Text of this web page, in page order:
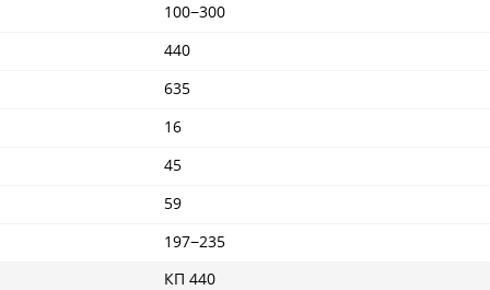
100−300
440
635
16
45
59
197−235
КП 440